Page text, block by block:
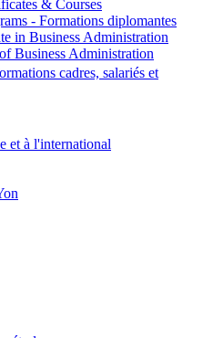
& Courses
- Formations diplomantes
in Business Administration
Business Administration
cadres, salariés et
et à l'international